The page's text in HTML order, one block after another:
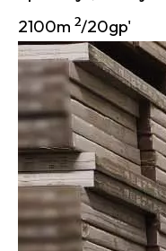
2100m 2/20gp'